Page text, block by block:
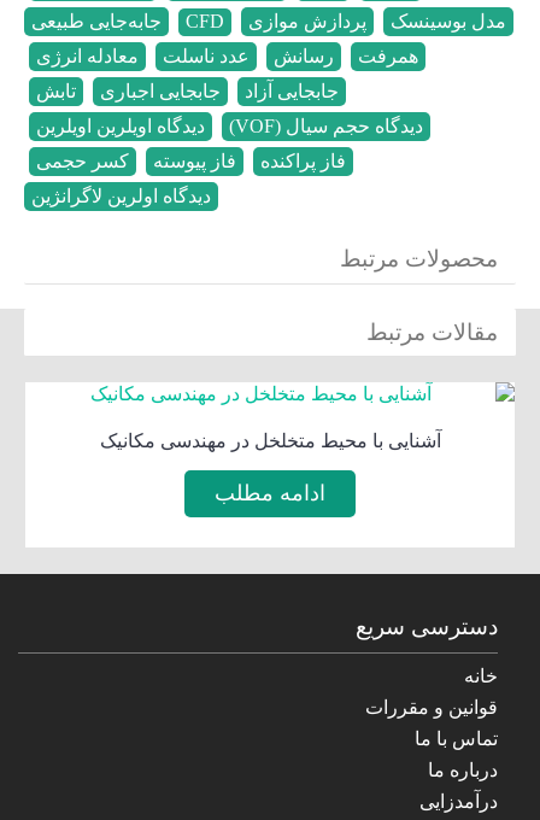
مدل بوسینسک
پردازش موازی CFD
جابه‌جایی طبیعی
همرفت رسانش عدد ناسلت معادله انرژی
جابجایی آزاد
جابجایی اجباری تابش
دیدگاه حجم سیال (VOF)
دیدگاه اویلرین اویلرین
فاز پراکنده
فاز پیوسته کسر حجمی
دیدگاه اولرین لاگرانژین
محصولات مرتبط
مقالات مرتبط
آشنایی با محیط متخلخل در مهندسی مکانیک
ادامه مطلب
دسترسی سریع
خانه
قوانین و مقررات
تماس با ما
درباره ما
درآمدزایی